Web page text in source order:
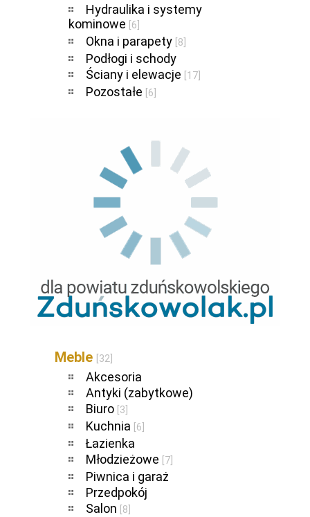
Hydraulika i systemy
kominowe
[6]
Okna i parapety [8]
Podłogi i schody
Ściany i elewacje
[17]
Pozostałe [6]
Meble [32]
Akcesoria
Antyki (zabytkowe)
Biuro [3]
Kuchnia [6]
Łazienka
Młodzieżowe
[7]
Piwnica i garaż
Przedpokój
Salon
[8]